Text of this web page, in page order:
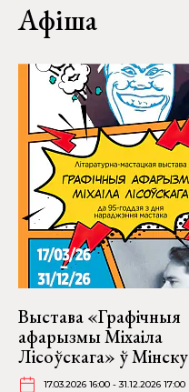
Афіша
Выстава «Графічныя
афарызмы Міхаіла
Лісоўскага» ў Мінску
17.03.2026 16:00 - 31.12.2026 17:00